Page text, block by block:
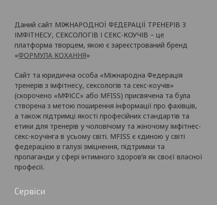
Даний сайт МІЖНАРОДНОЇ ФЕДЕРАЦІЇ ТРЕНЕРІВ З
ІМФІТНЕСУ, СЕКСОЛОГІВ І СЕКС-КОУЧІВ – це
платформа творцем, якою є зареєстрований бренд
«ФОРМУЛА КОХАННЯ»
Сайт та юридична особа «Міжнародна Федерація
тренерів з імфітнесу, сексологів та секс-коучів»
(скорочено «МФІСС» або MFISS) присвячена та була
створена з метою поширення інформації про фахівців,
а також підтримці якості професійних стандартів та
етики для тренерів у чоловічому та жіночому імфітнес-
секс-коучінга в усьому світі. MFISS є єдиною у світі
федерацією в галузі зміцнення, підтримки та
пропаганди у сфері інтимного здоров’я як своєї власної
професії.
Сервіси